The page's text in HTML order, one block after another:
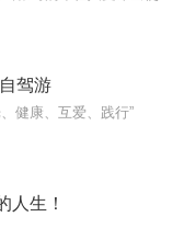
驾游
健康、互爱、践行”
人生！